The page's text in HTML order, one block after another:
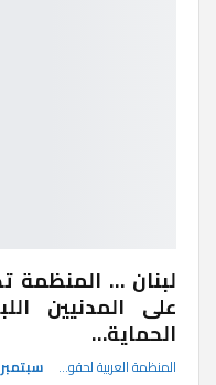
لبنان … المنظمة
على المدنيين
الحماية…
المنظمة العربية لحقوق الإنسان سبتمبر 24, 2025